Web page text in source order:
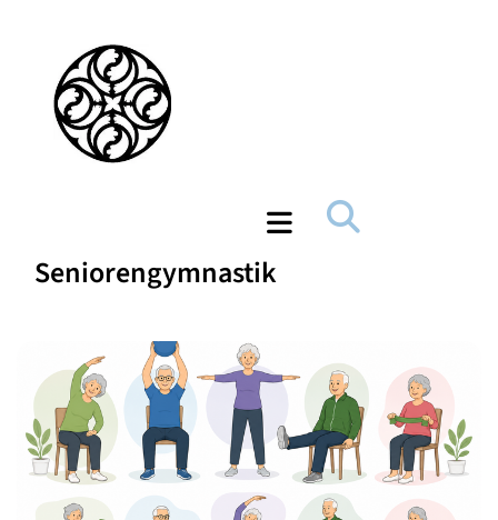
Seniorengymnastik